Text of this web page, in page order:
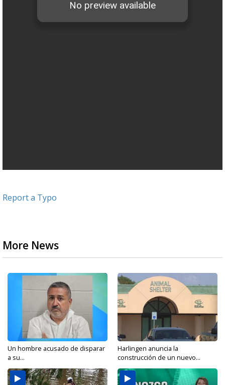
Report a Typo
More News
Un hombre acusado de disparar
a su...
Harlingen anuncia la
construcción de un nuevo...